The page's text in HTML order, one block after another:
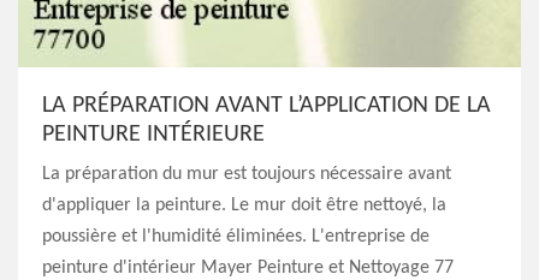
LA PRÉPARATION AVANT L’APPLICATION DE LA
PEINTURE INTÉRIEURE
La préparation du mur est toujours nécessaire avant
d'appliquer la peinture. Le mur doit être nettoyé, la
poussière et l'humidité éliminées. L'entreprise de
peinture d'intérieur Mayer Peinture et Nettoyage 77